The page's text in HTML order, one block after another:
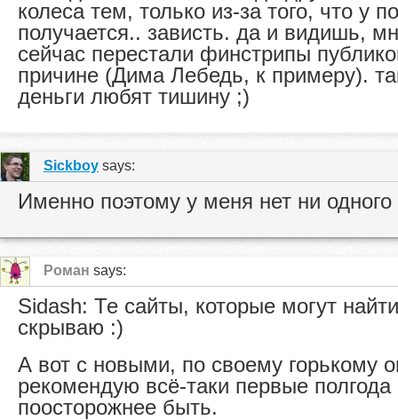
колеса тем, только из-за того, что у
получается.. зависть. да и видишь,
сейчас перестали финстрипы
причине (Дима Лебедь, к примеру).
деньги любят тишину ;)
Sickboy says:
Именно поэтому у меня нет ни
Роман says:
Sidash: Те сайты, которые могут
скрываю :)
А вот с новыми, по своему горькому
рекомендую всё-таки первые
поосторожнее быть.